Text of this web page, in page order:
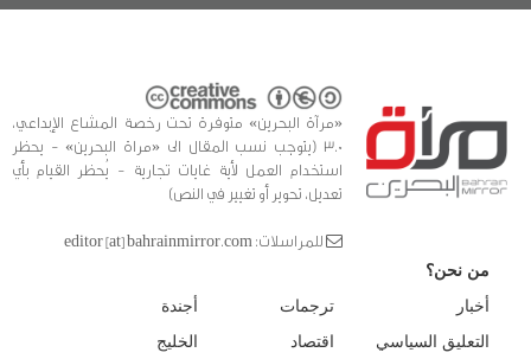
«مرآة البحرين» متوفرة تحت رخصة المشاع الإبداعي،
3.0 (يتوجب نسب المقال الى «مراة البحرين» - يحظر
استخدام العمل لأية غايات تجارية - يُحظر القيام بأي
تعديل، تحوير أو تغيير في النص)
للمراسلات: editor [at] bahrainmirror.com
من نحن؟
أخبار
التعليق السياسي
ترجمات
اقتصاد
أجندة
الخليج